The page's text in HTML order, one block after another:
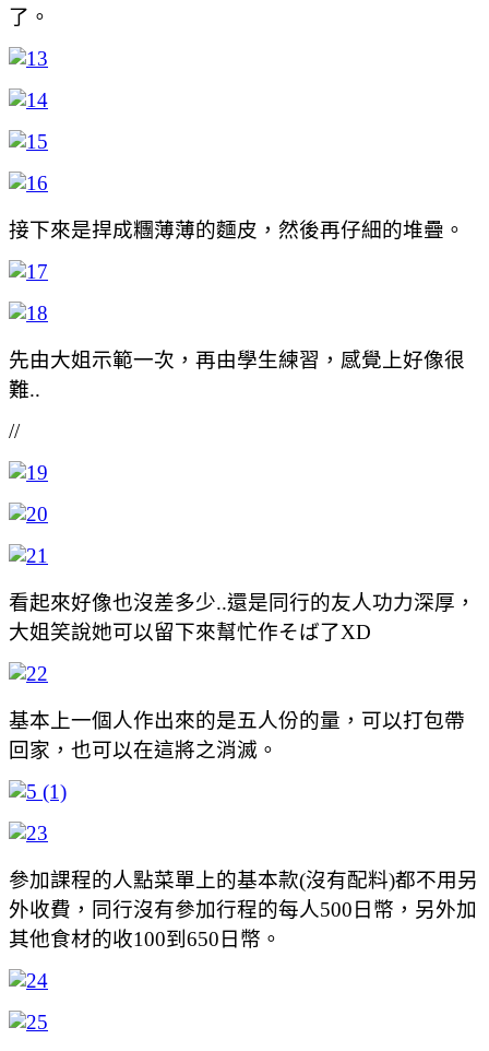
了。
接下來是捍成糰薄薄的麵皮，然後再仔細的堆疊。
先由大姐示範一次，再由學生練習，感覺上好像很
難..
//
看起來好像也沒差多少..還是同行的友人功力深厚，
大姐笑說她可以留下來幫忙作そば了XD
基本上一個人作出來的是五人份的量，可以打包帶
回家，也可以在這將之消滅。
參加課程的人點菜單上的基本款(沒有配料)都不用另
外收費，同行沒有參加行程的每人500日幣，另外加
其他食材的收100到650日幣。